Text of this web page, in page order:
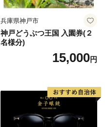
兵庫県神戸市
神戸どうぶつ王国 入園券(２
名様分)
15,000円